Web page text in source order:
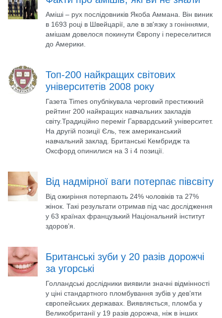
Аміші – рух послідовників Якоба Аммана. Він виник
в 1693 році в Швейцарії, але в зв'язку з гоніннями,
амішам довелося покинути Європу і переселитися
до Америки.
Топ-200 найкращих світових
університетів 2008 року
Газета Times опублікувала черговий престижний
рейтинг 200 найкращих навчальних закладів
світу.Традиційно переміг Гарвардський університет.
На другій позиції Єль, теж американський
навчальний заклад. Британські Кембридж та
Оксфорд опинилися на 3 і 4 позиції.
Від надмірної ваги потерпає півсвіту
Від ожиріння потерпають 24% чоловіків та 27%
жінок. Такі результати отримав під час дослідження
у 63 країнах французький Національний інститут
здоров’я.
Британські зуби у 20 разів дорожчі
за угорські
Голландські дослідники виявили значні відмінності
у ціні стандартного пломбування зубів у дев’яти
європейських державах. Виявляється, пломба у
Великобританії у 19 разів дорожча, ніж в інших